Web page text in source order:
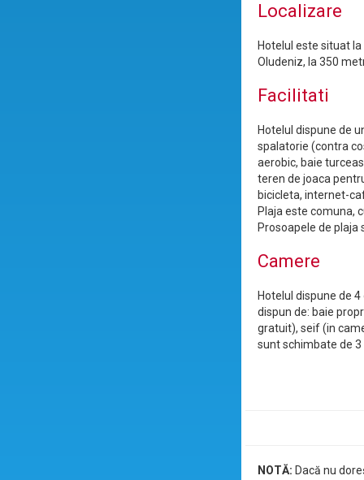
Localizare
Hotelul este situat
Oludeniz, la 350
Facilitati
Hotelul dispune de
spalatorie (contra
aerobic, baie
teren de joaca
bicicleta, internet-
Plaja este comuna,
Prosoapele de
Camere
Hotelul dispune de
dispun de: baie
gratuit), seif (in
sunt schimbate de
NOTĂ: Dacă nu